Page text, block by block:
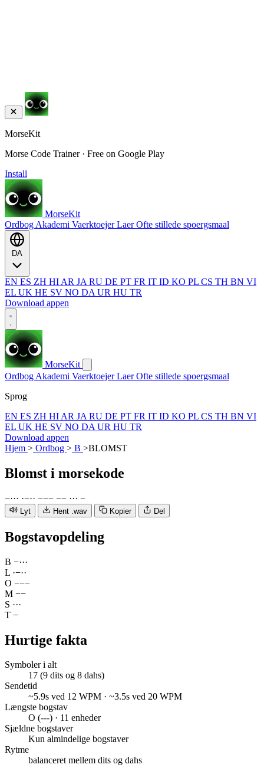
MorseKit
Morse Code Trainer · Free on Google Play
Install
MorseKit
Ordbog Akademi VaerktoejerLaerOfte stillede spoergsmaal
EN ES ZH HI AR JA RU DE PT FR IT ID KO PL CS TH BN VI
EL UK HE SV NO DA UR HU TR
Download appen
MorseKit
Ordbog Akademi VaerktoejerLaerOfte stillede spoergsmaal
Sprog
EN ES ZH HI AR JA RU DE PT FR IT ID KO PL CS TH BN VI
EL UK HE SV NO DA UR HU TR
Download appen
Hjem > Ordbog > B >BLOMST
Blomst i morsekode
−··· ·−·· −−− −− ··· −
Lyt Hent .wav Kopier Del
Bogstavopdeling
B −···
L ·−··
O −−−
M −−
S ···
T −
Hurtige fakta
Symboler i alt
17 (9 dits og 8 dahs)
Sendetid
~5.9s ved 12 WPM · ~3.5s ved 20 WPM
Længste bogstav
O (---) · 11 enheder
Sjældne bogstaver
Kun almindelige bogstaver
Rytme
balanceret mellem dits og dahs